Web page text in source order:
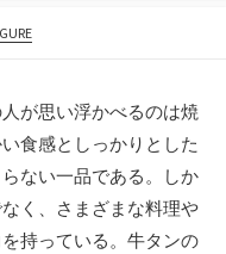
が思い浮かべるのは焼
食感としっかりとした
ない一品である。しか
く、さまざまな料理や
持っている。牛タンの